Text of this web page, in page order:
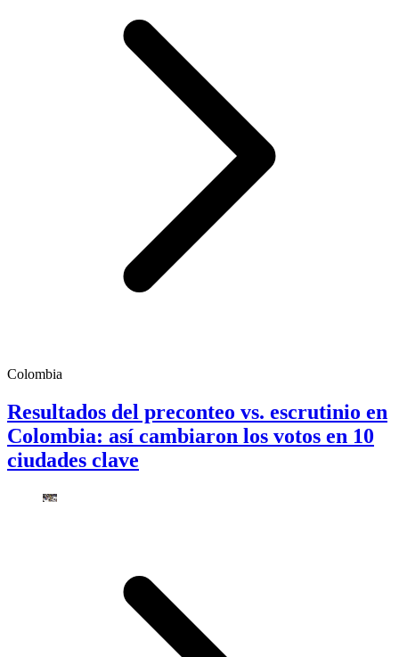
Colombia
Resultados del preconteo vs. escrutinio en
Colombia: así cambiaron los votos en 10
ciudades clave